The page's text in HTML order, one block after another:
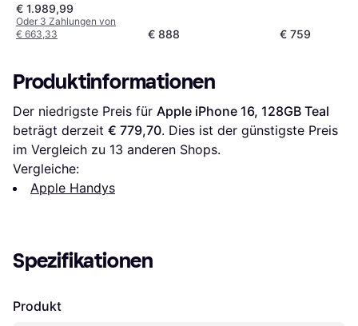
€ 1.989,99
Oder 3 Zahlungen von
€ 663,33
€ 888 € 759
Produktinformationen
Der niedrigste Preis für Apple iPhone 16, 128GB Teal
beträgt derzeit € 779,70. Dies ist der günstigste Preis
im Vergleich zu 13 anderen Shops.
Vergleiche:
Apple Handys
Spezifikationen
Produkt